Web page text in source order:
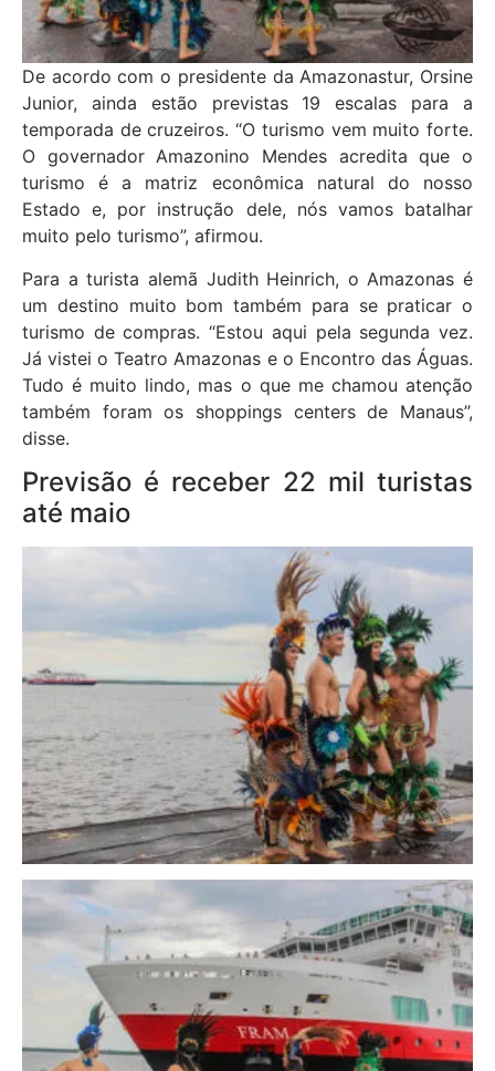
De acordo com o presidente da Amazonastur, Orsine
Junior, ainda estão previstas 19 escalas para a
temporada de cruzeiros. “O turismo vem muito forte.
O governador Amazonino Mendes acredita que o
turismo é a matriz econômica natural do nosso
Estado e, por instrução dele, nós vamos batalhar
muito pelo turismo”, afirmou.
Para a turista alemã Judith Heinrich, o Amazonas é
um destino muito bom também para se praticar o
turismo de compras. “Estou aqui pela segunda vez.
Já vistei o Teatro Amazonas e o Encontro das Águas.
Tudo é muito lindo, mas o que me chamou atenção
também foram os shoppings centers de Manaus”,
disse.
Previsão é receber 22 mil turistas
até maio